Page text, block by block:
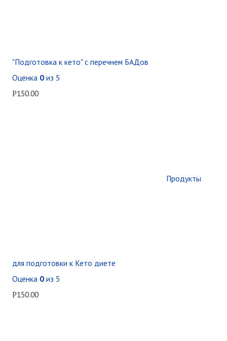
"Подготовка к кето" с перечнем БАДов
Оценка 0из 5
Р150.00
Продукты
для подготовки к Кето диете
Оценка 0из 5
Р150.00